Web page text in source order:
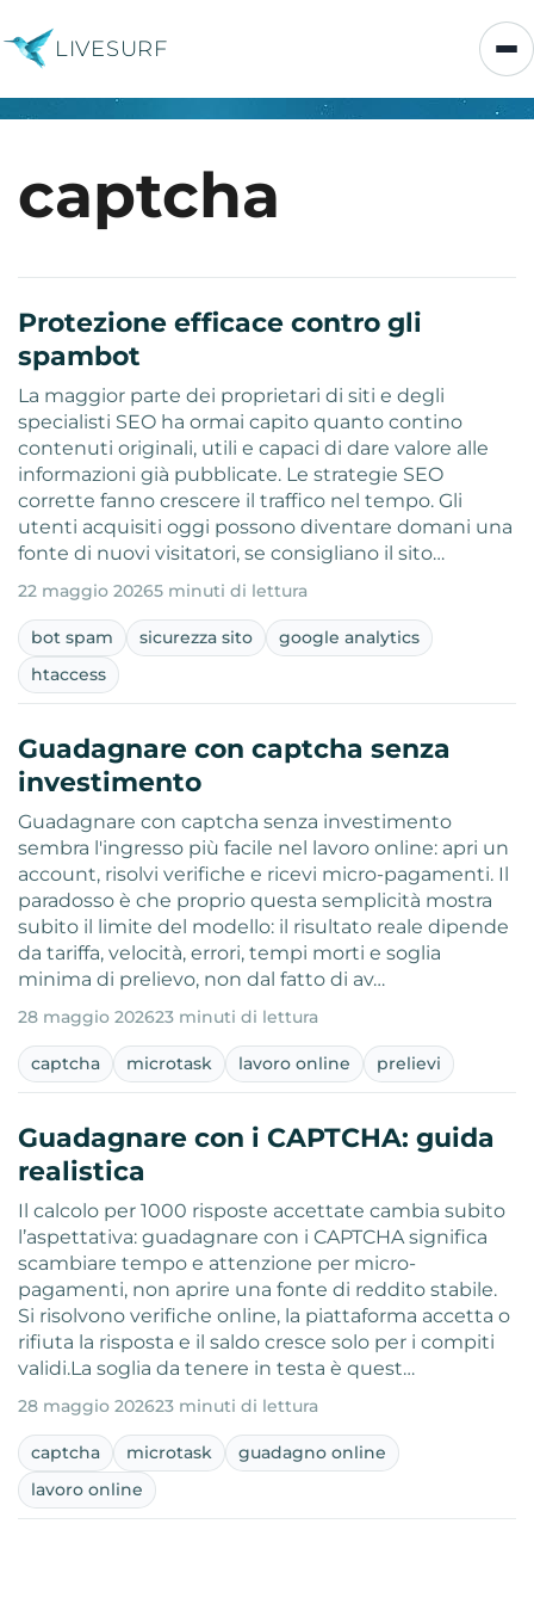
LIVESURF
captcha
Protezione efficace contro gli
spambot
La maggior parte dei proprietari di siti e degli
specialisti SEO ha ormai capito quanto contino
contenuti originali, utili e capaci di dare valore alle
informazioni già pubblicate. Le strategie SEO
corrette fanno crescere il traffico nel tempo. Gli
utenti acquisiti oggi possono diventare domani una
fonte di nuovi visitatori, se consigliano il sito…
22 maggio 20265 minuti di lettura
bot spam sicurezza sito
google analytics
htaccess
Guadagnare con captcha senza
investimento
Guadagnare con captcha senza investimento
sembra l'ingresso più facile nel lavoro online: apri un
account, risolvi verifiche e ricevi micro-pagamenti. Il
paradosso è che proprio questa semplicità mostra
subito il limite del modello: il risultato reale dipende
da tariffa, velocità, errori, tempi morti e soglia
minima di prelievo, non dal fatto di av…
28 maggio 202623 minuti di lettura
captcha microtask lavoro online prelievi
Guadagnare con i CAPTCHA: guida
realistica
Il calcolo per 1000 risposte accettate cambia subito
l’aspettativa: guadagnare con i CAPTCHA significa
scambiare tempo e attenzione per micro-
pagamenti, non aprire una fonte di reddito stabile.
Si risolvono verifiche online, la piattaforma accetta o
rifiuta la risposta e il saldo cresce solo per i compiti
validi.La soglia da tenere in testa è quest…
28 maggio 202623 minuti di lettura
captcha microtask
guadagno online
lavoro online